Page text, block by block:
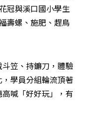
冠與溪口國小學生
壽螺、施肥、趕鳥
笠、持鐮刀，體驗
，學員分組輪流頂著
喊「好好玩」，有